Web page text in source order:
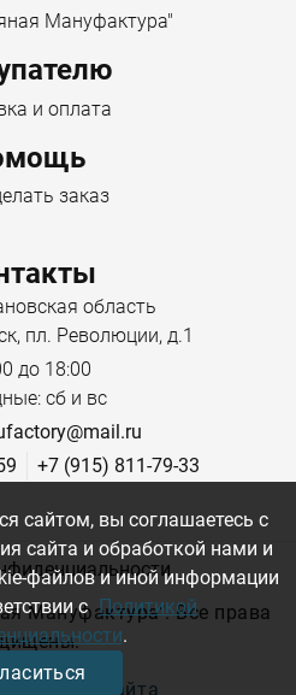
(г) 1600 г
см
за мягкость, комфорт и
прочности,
фактурной рельефности.
отлично пропускает
тёплой погоды.
впитывает влагу и
к износу благодаря
нанесён стойкими
Мануфактура"
и оплата
заказ
область
пл. Революции, д.1
до 18:00
сб и вс
+7 (915) 811-79-33
Мануфактура". Все права
Создание сайта
сайтом, вы соглашаетесь с
сайта и обработкой нами и
файлов и иной информации
с Политикой
.